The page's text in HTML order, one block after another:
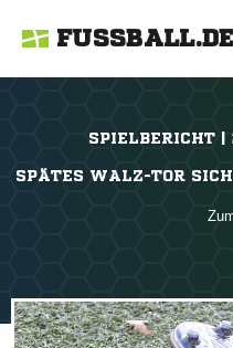
FUSSBALL.DE
SPIELBERICHT
SPÄTES WALZ-TOR